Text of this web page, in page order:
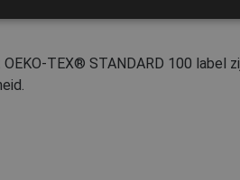
TEX® STANDARD 100 label